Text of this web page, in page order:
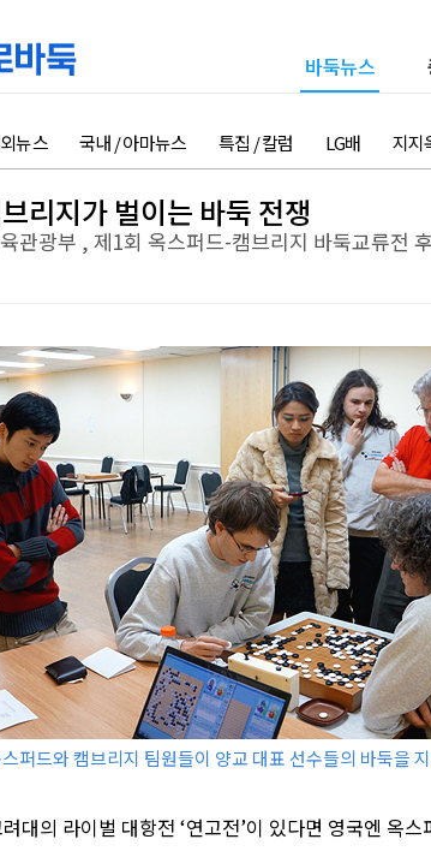
바둑뉴스
뉴스 국내 / 아마뉴스 특집 / 칼럼 LG배 지지
리지가 벌이는 바둑 전쟁
관광부 , 제1회 옥스퍼드-캠브리지 바둑교류전
퍼드와 캠브리지 팀원들이 양교 대표 선수들의 바둑을
대의 라이벌 대항전 ‘연고전’이 있다면 영국엔 옥